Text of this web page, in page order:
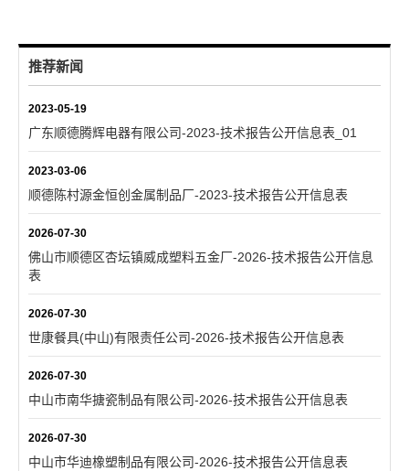
推荐新闻
2023-05-19
广东顺德腾辉电器有限公司-2023-技术报告公开信息表_01
2023-03-06
顺德陈村源金恒创金属制品厂-2023-技术报告公开信息表
2026-07-30
佛山市顺德区杏坛镇威成塑料五金厂-2026-技术报告公开信息
表
2026-07-30
世康餐具(中山)有限责任公司-2026-技术报告公开信息表
2026-07-30
中山市南华搪瓷制品有限公司-2026-技术报告公开信息表
2026-07-30
中山市华迪橡塑制品有限公司-2026-技术报告公开信息表